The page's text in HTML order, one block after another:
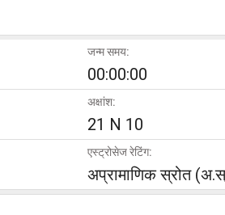
जन्म समय:
00:00:00
अक्षांश:
21 N 10
एस्ट्रोसेज रेटिंग:
अप्रामाणिक स्रोत